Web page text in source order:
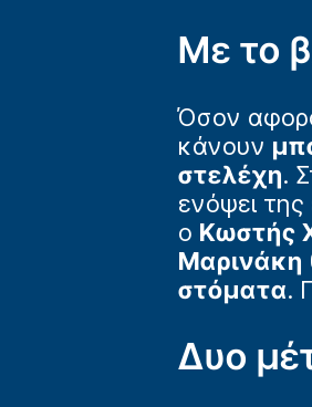
Με το
Όσον
κάνουν
στελέχη.
ενόψει
ο Κωστής
Μαρινάκη
στόματα.
Δυο